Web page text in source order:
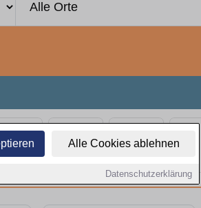
Alle Cookies ablehnen
Datenschutzerklärung